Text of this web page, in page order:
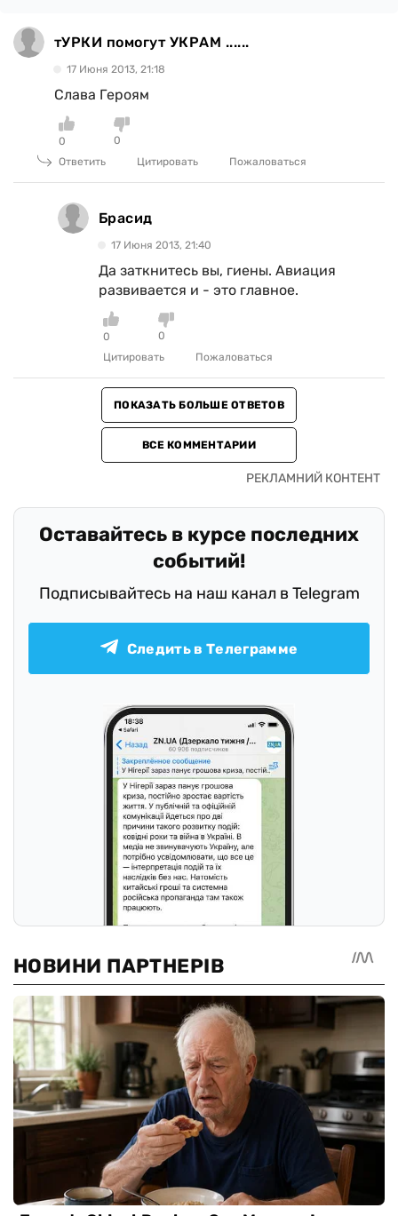
тУРКИ помогут УКРАМ ......
17 Июня 2013, 21:18
Слава Героям
0
0
Ответить
Цитировать Пожаловаться
Брасид
17 Июня 2013, 21:40
Да заткнитесь вы, гиены. Авиация
развивается и - это главное.
0
0
Цитировать
Пожаловаться
ПОКАЗАТЬ БОЛЬШЕ ОТВЕТОВ
ВСЕ КОММЕНТАРИИ
Оставайтесь в курсе последних
событий!
Подписывайтесь на наш канал в Telegram
Следить в Телеграмме